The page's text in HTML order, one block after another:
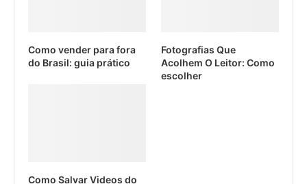
Como vender para fora
do Brasil: guia prático
Fotografias Que
Acolhem O Leitor: Como
escolher
Como Salvar Videos do